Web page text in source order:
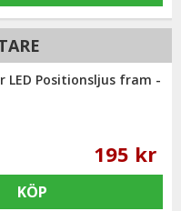
LED Positionsljus fram -
195 kr
KÖP